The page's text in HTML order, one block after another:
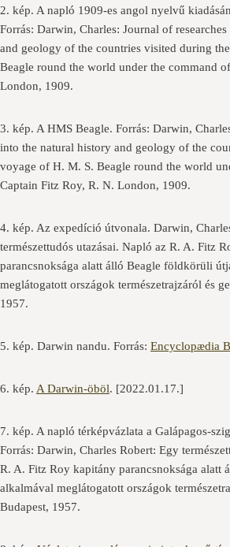
2. kép. A napló 1909-es angol nyelvű
Forrás: Darwin, Charles: Journal of
and geology of the countries visited during
Beagle round the world under the command
London, 1909.
3. kép. A HMS Beagle. Forrás: Darwin,
into the natural history and geology of the
voyage of H. M. S. Beagle round the world
Captain Fitz Roy, R. N. London, 1909.
4. kép. Az expedíció útvonala. Darwin,
természettudós utazásai. Napló az R. A. Fitz
parancsnoksága alatt álló Beagle földkörüli
meglátogatott országok természetrajzáról és
1957.
5. kép. Darwin nandu. Forrás: Encyclopædia
6. kép. A Darwin-öböl. [2022.01.17.]
7. kép. A napló térképvázlata a Galápagos-
Forrás: Darwin, Charles Robert: Egy
R. A. Fitz Roy kapitány parancsnoksága alatt
alkalmával meglátogatott országok
Budapest, 1957.